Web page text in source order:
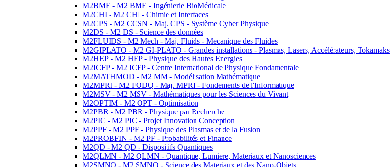
M2BME - M2 BME - Ingénierie BioMédicale
M2CHI - M2 CHI - Chimie et Interfaces
M2CPS - M2 CCSN - Maj. CPS - Système Cyber Physique
M2DS - M2 DS - Science des données
M2FLUIDS - M2 Mech - Maj. Fluids - Mecanique des Fluides
M2GIPLATO - M2 GI-PLATO - Grandes installations - Plasmas, Lasers, Accélérateurs, Tokamaks
M2HEP - M2 HEP - Physique des Hautes Energies
M2ICFP - M2 ICFP - Centre International de Physique Fondamentale
M2MATHMOD - M2 MM - Modélisation Mathématique
M2MPRI - M2 FODQ - Maj. MPRI - Fondements de l'Informatique
M2MSV - M2 MSV - Mathématiques pour les Sciences du Vivant
M2OPTIM - M2 OPT - Optimisation
M2PBR - M2 PBR - Physique par Recherche
M2PIC - M2 PIC - Projet Innovation Conception
M2PPF - M2 PPF - Physique des Plasmas et de la Fusion
M2PROBFIN - M2 PF - Probabilités et Finance
M2QD - M2 QD - Dispositifs Quantiques
M2QLMN - M2 QLMN - Quantique, Lumiere, Materiaux et Nanosciences
M2SMNO - M2 SMNO - Science des Materiaux et des Nano-Objets